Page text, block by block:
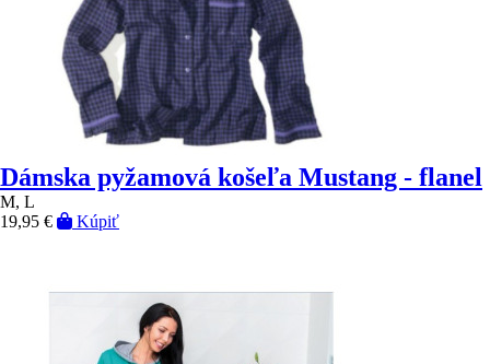
Dámska pyžamová košeľa Mustang - flanel
M, L
19,95 €
Kúpiť